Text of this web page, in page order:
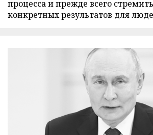
процесса и прежде всего
конкретных результатов для